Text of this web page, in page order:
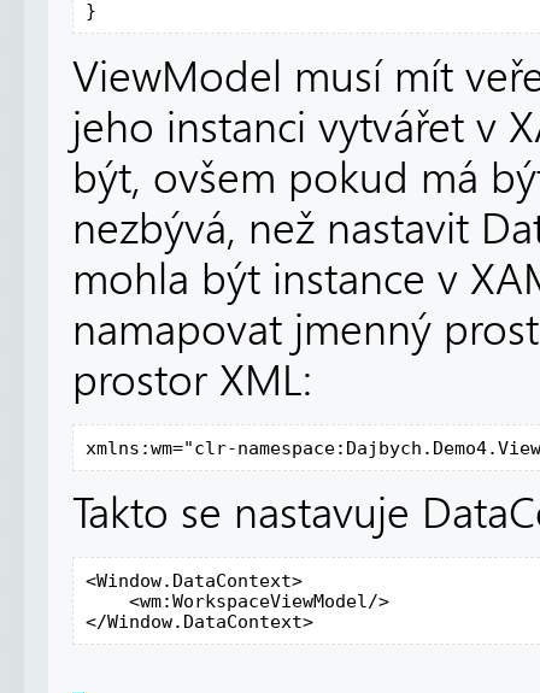
}
ViewModel musí mít
jeho instanci vytvářet v
být, ovšem pokud má
nezbývá, než nastavit
mohla být instance v
namapovat jmenný
prostor XML:
xmlns:wm="clr-
Takto se nastavuje
<Window.DataContext>
    <wm:WorkspaceViewModel/>
</Window.DataContext>